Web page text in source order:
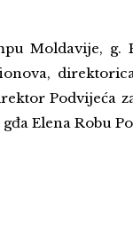
Moldavije,
Podvijeća
Elena Robu